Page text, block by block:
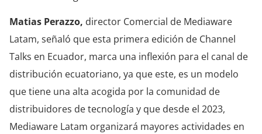
Matias Perazzo, director Comercial de Mediaware
Latam, señaló que esta primera edición de Channel
Talks en Ecuador, marca una inflexión para el canal de
distribución ecuatoriano, ya que este, es un modelo
que tiene una alta acogida por la comunidad de
distribuidores de tecnología y que desde el 2023,
Mediaware Latam organizará mayores actividades en